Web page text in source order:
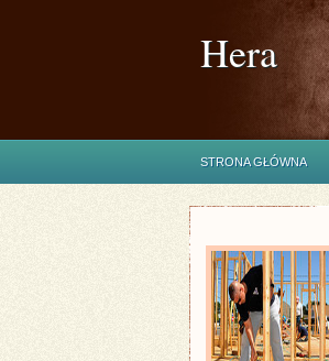
Hera
STRONA GŁÓWNA